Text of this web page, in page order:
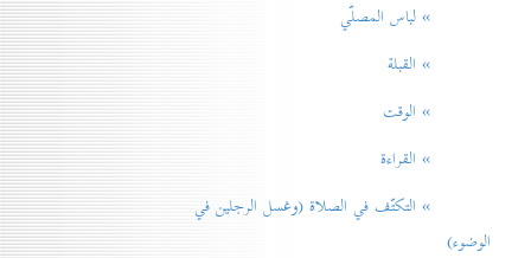
» لباس المصلّي
» القبلة
» الوقت
» القراءة
» التكتّف في الصلاة (وغسل الرجلين في
الوضوء)